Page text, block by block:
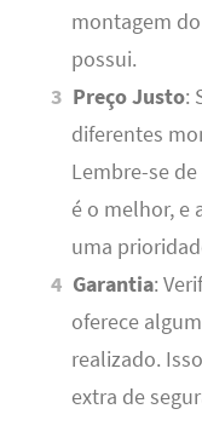
montagem
possui.
Preço Justo:
diferentes
Lembre-se
é o melhor, e
uma
Garantia:
oferece
realizado.
extra de